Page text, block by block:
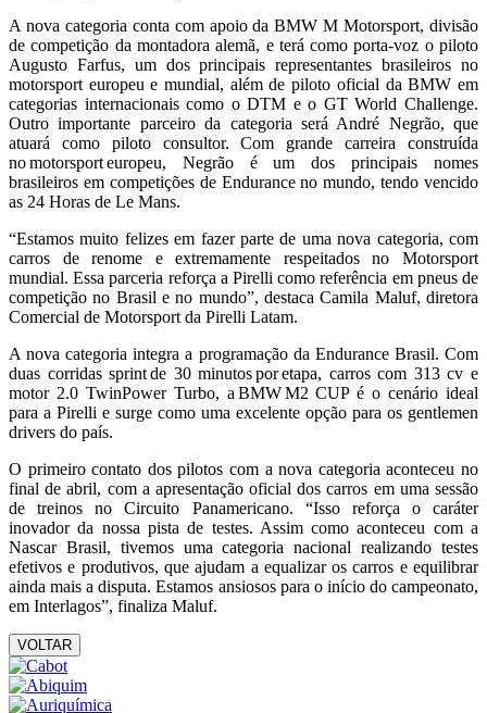
A nova categoria conta com apoio da BMW M Motorsport, divisão
de competição da montadora alemã, e terá como porta-voz o piloto
Augusto Farfus, um dos principais representantes brasileiros no
motorsport europeu e mundial, além de piloto oficial da BMW em
categorias internacionais como o DTM e o GT World Challenge.
Outro importante parceiro da categoria será André Negrão, que
atuará como piloto consultor. Com grande carreira construída
no motorsport europeu, Negrão é um dos principais nomes
brasileiros em competições de Endurance no mundo, tendo vencido
as 24 Horas de Le Mans.
“Estamos muito felizes em fazer parte de uma nova categoria, com
carros de renome e extremamente respeitados no Motorsport
mundial. Essa parceria reforça a Pirelli como referência em pneus de
competição no Brasil e no mundo”, destaca Camila Maluf, diretora
Comercial de Motorsport da Pirelli Latam.
A nova categoria integra a programação da Endurance Brasil. Com
duas corridas sprint de 30 minutos por etapa, carros com 313 cv e
motor 2.0 TwinPower Turbo, a BMW M2 CUP é o cenário ideal
para a Pirelli e surge como uma excelente opção para os gentlemen
drivers do país.
O primeiro contato dos pilotos com a nova categoria aconteceu no
final de abril, com a apresentação oficial dos carros em uma sessão
de treinos no Circuito Panamericano. “Isso reforça o caráter
inovador da nossa pista de testes. Assim como aconteceu com a
Nascar Brasil, tivemos uma categoria nacional realizando testes
efetivos e produtivos, que ajudam a equalizar os carros e equilibrar
ainda mais a disputa. Estamos ansiosos para o início do campeonato,
em Interlagos”, finaliza Maluf.
VOLTAR